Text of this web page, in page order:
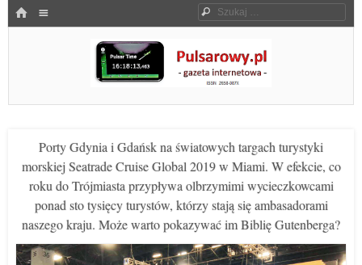
HOME Szukaj
Pulsarowy.pl
Porty Gdynia i Gdańsk na światowych targach turystyki
morskiej Seatrade Cruise Global 2019 w Miami. W efekcie, co
roku do Trójmiasta przypływa olbrzymimi wycieczkowcami
ponad sto tysięcy turystów, którzy stają się ambasadorami
naszego kraju. Może warto pokazywać im Biblię Gutenberga?